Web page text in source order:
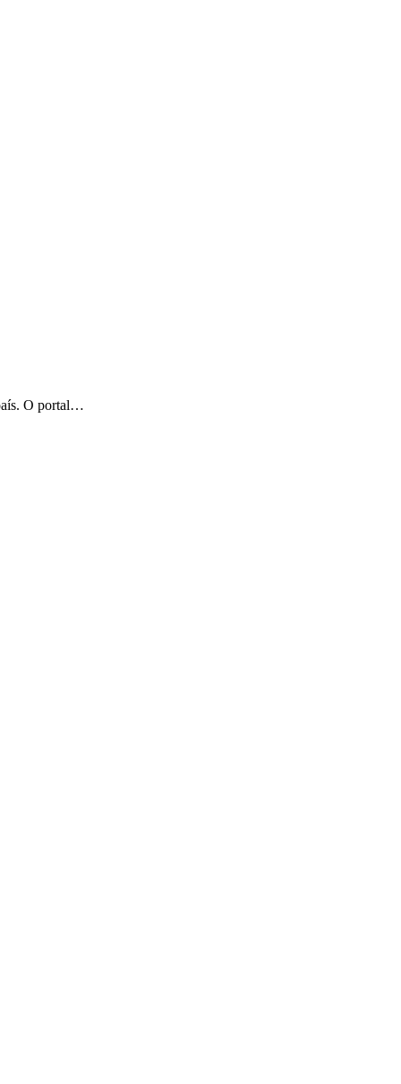
O portal…